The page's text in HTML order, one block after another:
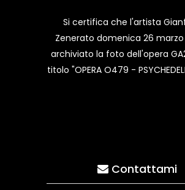
Si certifica che l'artista
Zenerato domenica 26 marzo
archiviato la foto dell'opera
titolo "OPERA O479 -
Contattami